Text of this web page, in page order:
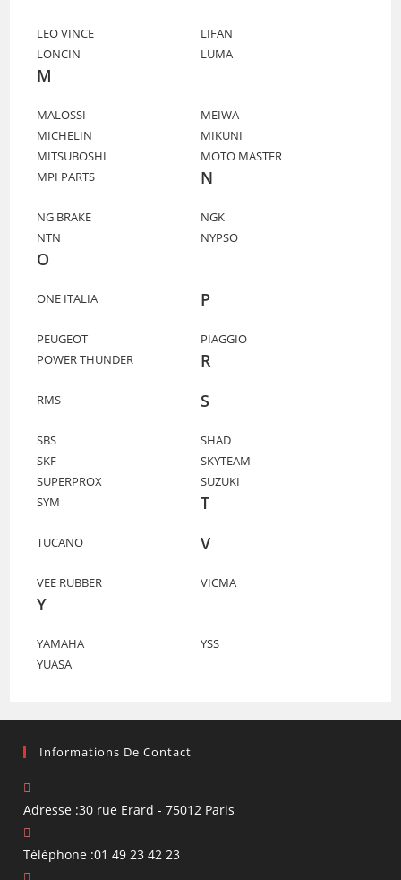
LEO VINCE
LIFAN
LONCIN
LUMA
M
MALOSSI
MEIWA
MICHELIN
MIKUNI
MITSUBOSHI
MOTO MASTER
MPI PARTS
N
NG BRAKE
NGK
NTN
NYPSO
O
ONE ITALIA P
PEUGEOT
PIAGGIO
POWER THUNDER
R
RMS S
SBS
SHAD
SKF
SKYTEAM
SUPERPROX
SUZUKI
SYM
T
TUCANO V
VEE RUBBER VICMA
Y
YAMAHA
YSS
YUASA
Informations De Contact
Adresse :30 rue Erard - 75012 Paris
Téléphone :01 49 23 42 23